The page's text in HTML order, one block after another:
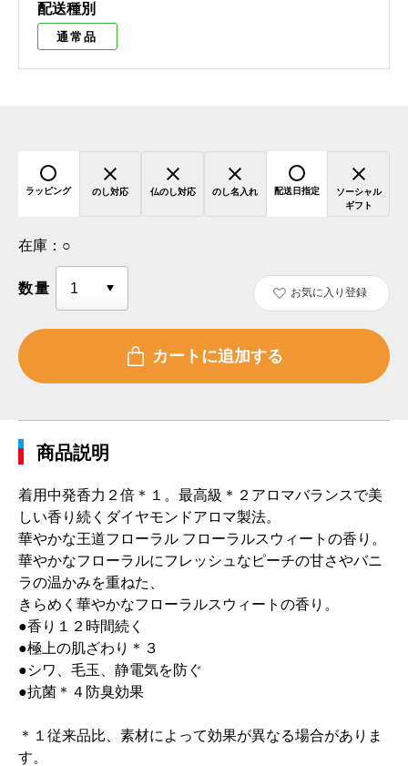
配送種別
通常品
ラッピング のし対応 仏のし対応 のし名入れ 配送日指定
ソーシャル
ギフト
在庫： ○
数量 お気に入り登録
商品説明
着用中発香力２倍＊１。最高級＊２アロマバランスで美
しい香り続くダイヤモンドアロマ製法。
華やかな王道フローラル フローラルスウィートの香り。
華やかなフローラルにフレッシュなピーチの甘さやバニ
ラの温かみを重ねた、
きらめく華やかなフローラルスウィートの香り。
●香り１２時間続く
●極上の肌ざわり＊３
●シワ、毛玉、静電気を防ぐ
●抗菌＊４防臭効果
＊１従来品比、素材によって効果が異なる場合がありま
す。